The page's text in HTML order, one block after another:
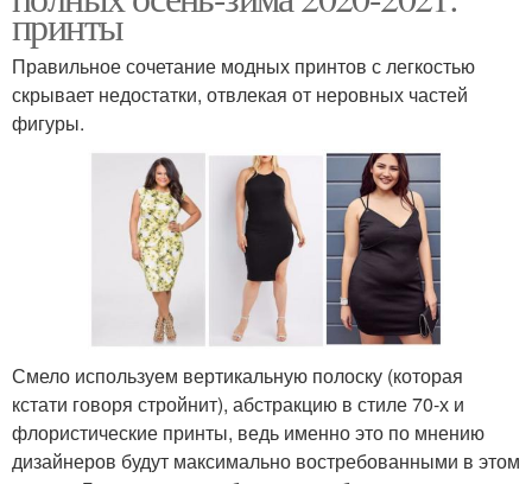
принты
Правильное сочетание модных принтов с легкостью
скрывает недостатки, отвлекая от неровных частей
фигуры.
Смело используем вертикальную полоску (которая
кстати говоря стройнит), абстракцию в стиле 70-х и
флористические принты, ведь именно это по мнению
дизайнеров будут максимально востребованными в этом